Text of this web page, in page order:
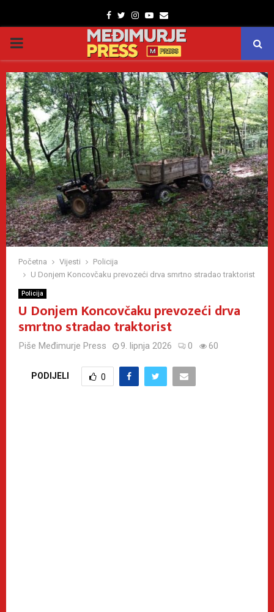
Facebook
TwitterInstagram
Youtube
Email
PRIMARY
MENU
Početna Vijesti
Policija
U Donjem Koncovčaku prevozeći drva smrtno stradao traktorist
Policija
U Donjem Koncovčaku prevozeći drva
smrtno stradao traktorist
Piše Međimurje Press 9. lipnja 2026 0 60
PODIJELI 0